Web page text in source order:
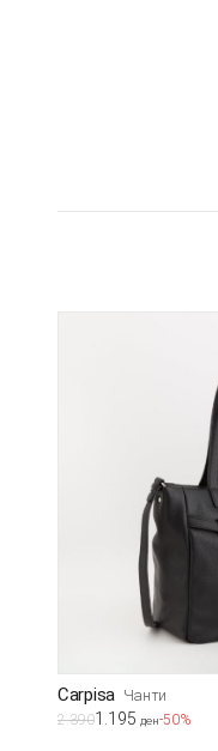
Carpisa Чанти
2.3901.195 ден-50%